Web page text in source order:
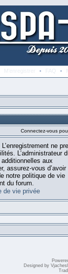
M’enregistrer • FAQ •
Connectez-vous
ne
L’administrateur
aux
assurez-vous d’avoir
notre politique de vie
du forum.
de vie privée
Designed by